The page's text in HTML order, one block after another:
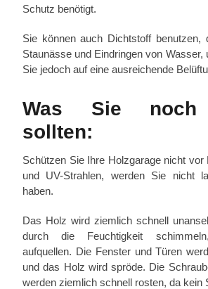
Schutz benötigt.
Sie können auch Dichtstoff benutzen,
Staunässe und Eindringen von Wasser,
Sie jedoch auf eine ausreichende
Was Sie noch
sollten:
Schützen Sie Ihre Holzgarage nicht vor
und UV-Strahlen, werden Sie nicht
haben.
Das Holz wird ziemlich schnell
durch die Feuchtigkeit
aufquellen. Die Fenster und Türen
und das Holz wird spröde. Die
werden ziemlich schnell rosten, da kein